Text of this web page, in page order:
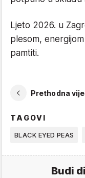
Ljeto 2026. u
plesom,
pamtiti.
Prethodna
TAGOVI
BLACK EYED PEAS
Budi